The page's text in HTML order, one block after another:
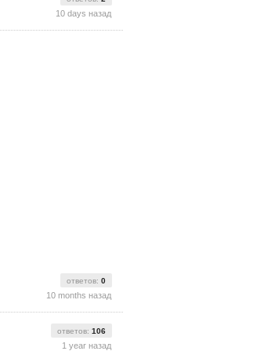
10 days назад
ответов: 0
10 months назад
ответов: 106
1 year назад